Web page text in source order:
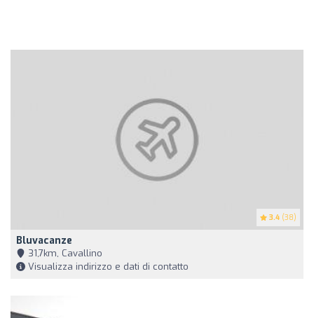
3.4 (38)
Bluvacanze
31,7km, Cavallino
Visualizza indirizzo e dati di contatto